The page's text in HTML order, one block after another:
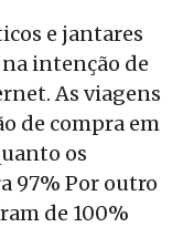
e jantares
intenção de
As viagens
de compra em
os
97% Por outro
de 100%